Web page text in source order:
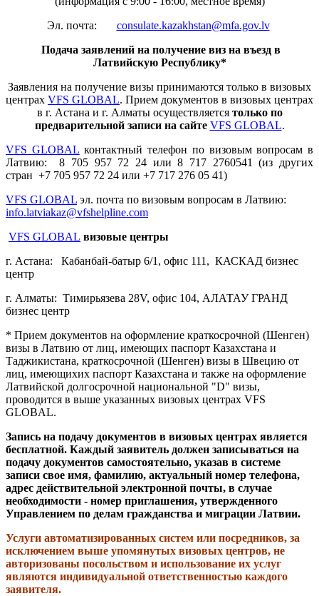
Эл. почта: consulate.kazakhstan@mfa.gov.lv
Подача заявлений на получение виз на въезд в
Латвийскую Республику*
Заявления на получение визы принимаются только в визовых
центрах VFS GLOBAL. Прием документов в визовых центрах
в г. Астана и г. Алматы осуществляется только по
предварительной записи на сайте VFS GLOBAL.
VFS GLOBAL контактный телефон по визовым вопросам в
Латвию: 8 705 957 72 24 или 8 717 2760541 (из других
стран +7 705 957 72 24 или +7 717 276 05 41)
VFS GLOBAL эл. почта по визовым вопросам в Латвию:
info.latviakaz@vfshelpline.com
VFS GLOBAL визовые центры
г. Астана: Кабанбай-батыр 6/1, офис 111, КАСКАД бизнес
центр
г. Алматы: Тимирьязева 28V, офис 104, АЛАТАУ ГРАНД
бизнес центр
* Прием документов на оформление краткосрочной (Шенген)
визы в Латвию от лиц, имеющих паспорт Казахстана и
Таджикистана, краткосрочной (Шенген) визы в Швецию от
лиц, имеющихих паспорт Казахстана и также на оформление
Латвийской долгосрочной национальной "D" визы,
проводится в выше указанных визовых центрах VFS
GLOBAL.
Запись на подачу документов в визовых центрах является
бесплатной. Каждый заявитель должен записываться на
подачу документов самостоятельно, указав в системе
записи свое имя, фамилию, актуальный номер телефона,
адрес действительной электронной почты, в случае
необходимости - номер приглашения, утвержденного
Управлением по делам гражданства и миграции Латвии.
Услуги автоматизированных систем или посредников, за
исключением выше упомянутых визовых центров, не
авторизованы посольством и использование их услуг
являются индивидуальной ответственностью каждого
заявителя.